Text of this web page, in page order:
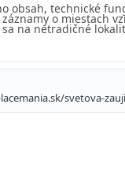
obsah, technické
o miestach
na netradičné
svetova-